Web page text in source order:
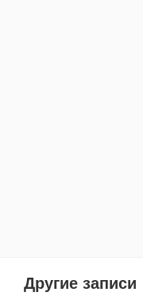
Другие записи